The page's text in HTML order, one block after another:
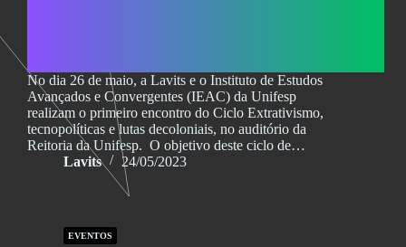
No dia 26 de maio, a Lavits e o Instituto de Estudos
Avançados e Convergentes (IEAC) da Unifesp
realizam o primeiro encontro do Ciclo Extrativismo,
tecnopolíticas e lutas decoloniais, no auditório da
Reitoria da Unifesp. O objetivo deste ciclo de…
Lavits
24/05/2023
EVENTOS